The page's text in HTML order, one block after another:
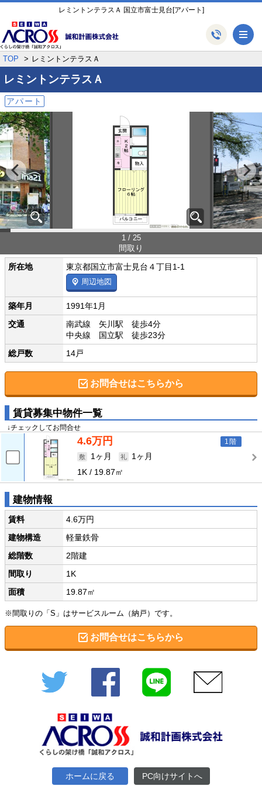
レミントンテラスＡ 国立市富士見台[アパート]
TOP レミントンテラスＡ
レミントンテラスＡ
アパート
1 / 25
間取り
所在地 東京都国立市富士見台４丁目1-1
周辺地図
築年月
1991年1月
交通
南武線 矢川駅 徒歩4分
中央線 国立駅 徒歩23分
総戸数
14戸
お問合せはこちらから
賃貸募集中物件一覧
↓チェックしてお問合せ
1階
4.6万円
1ヶ月
1ヶ月
1K
19.87㎡
建物情報
賃料
4.6万円
建物構造
軽量鉄骨
総階数
2階建
間取り
1K
面積
19.87㎡
※間取りの「S」はサービスルーム（納戸）です。
お問合せはこちらから
Twitter Facebook
ホームに戻る PC向けサイトへ